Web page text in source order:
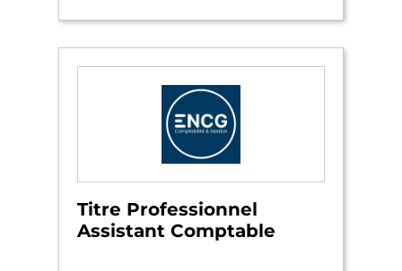
Titre Professionnel
Assistant Comptable